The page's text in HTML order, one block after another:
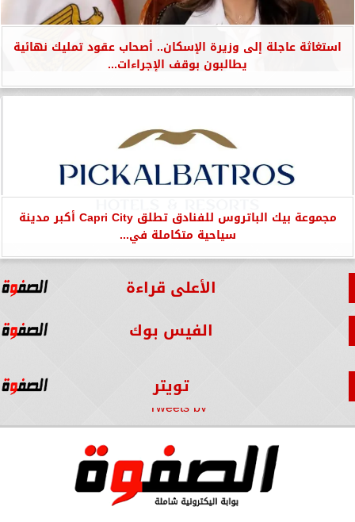
استغاثة عاجلة إلى وزيرة الإسكان.. أصحاب عقود تمليك نهائية
يطالبون بوقف الإجراءات...
مجموعة بيك الباتروس للفنادق تطلق Capri City أكبر مدينة
سياحية متكاملة في...
الأعلى قراءة
الفيس بوك
تويتر
Tweets by